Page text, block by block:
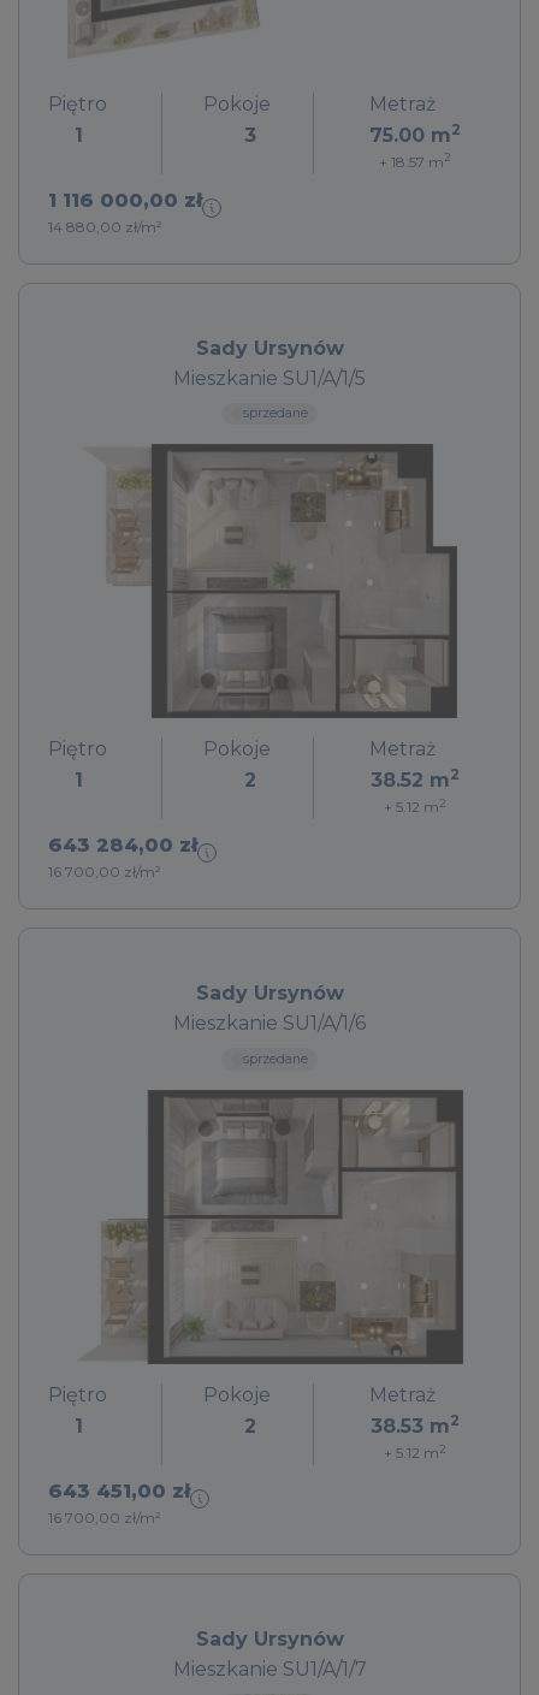
Piętro
1
Pokoje
3
Metraż
75.00 m2
+ 18.57 m2
1 116 000,00 zł
14 880,00 zł/m²
Sady Ursynów
Mieszkanie SU1/A/1/5
sprzedane
Piętro
1
Pokoje
2
Metraż
38.52 m2
+ 5.12 m2
643 284,00 zł
16 700,00 zł/m²
Sady Ursynów
Mieszkanie SU1/A/1/6
sprzedane
Piętro
1
Pokoje
2
Metraż
38.53 m2
+ 5.12 m2
643 451,00 zł
16 700,00 zł/m²
Sady Ursynów
Mieszkanie SU1/A/1/7